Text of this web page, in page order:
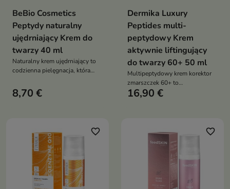
BeBio Cosmetics
Peptydy naturalny
ujędrniający Krem do
twarzy 40 ml
Naturalny krem ujędrniający to
codzienna pielęgnacja, która
elastyczność i przywraca skórze
młodszy, bardziej napięty
8,70 €
Dermika Luxury
Peptides multi-
peptydowy Krem
aktywnie liftingujący
do twarzy 60+ 50 ml
Multipeptydowy krem korektor
zmarszczek 60+ to
zaawansowana pielęgnacja
16,90 €
favorite_border favorite_border